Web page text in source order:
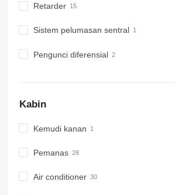
Retarder
Sistem pelumasan sentral
Pengunci diferensial
Kabin
Kemudi kanan
Pemanas
Air conditioner